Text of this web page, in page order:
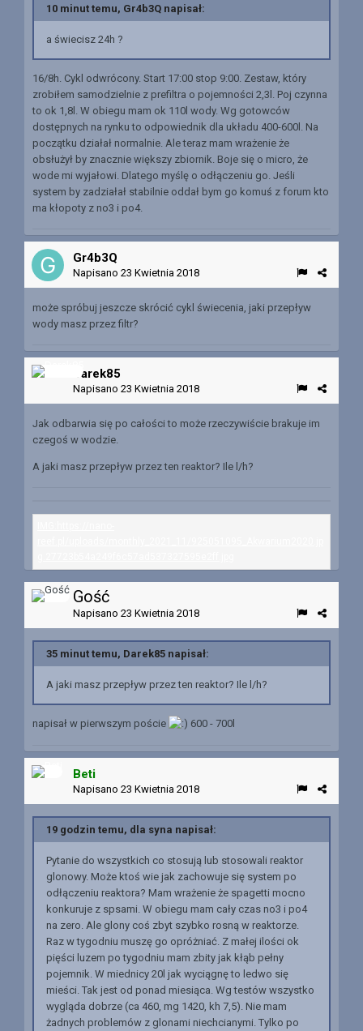
10 minut temu, Gr4b3Q napisał:
a świecisz 24h ?
16/8h. Cykl odwrócony. Start 17:00 stop 9:00. Zestaw, który
zrobiłem samodzielnie z prefiltra o pojemności 2,3l. Poj czynna
to ok 1,8l. W obiegu mam ok 110l wody. Wg gotowców
dostępnych na rynku to odpowiednik dla układu 400-600l. Na
początku działał normalnie. Ale teraz mam wrażenie że
obsłużył by znacznie większy zbiornik. Boje się o micro, że
wode mi wyjałowi. Dlatego myślę o odłączeniu go. Jeśli
system by zadziałał stabilnie oddał bym go komuś z forum kto
ma kłopoty z no3 i po4.
Gr4b3Q
Napisano 23 Kwietnia 2018
może spróbuj jeszcze skrócić cykl świecenia, jaki przepływ
wody masz przez filtr?
Darek85
Napisano 23 Kwietnia 2018
Jak odbarwia się po całości to może rzeczywiście brakuje im
czegoś w wodzie.
A jaki masz przepływ przez ten reaktor? Ile l/h?
Gość
Napisano 23 Kwietnia 2018
35 minut temu, Darek85 napisał:
A jaki masz przepływ przez ten reaktor? Ile l/h?
napisał w pierwszym poście 600 - 700l
Beti
Napisano 23 Kwietnia 2018
19 godzin temu, dla syna napisał:
Pytanie do wszystkich co stosują lub stosowali reaktor
glonowy. Może ktoś wie jak zachowuje się system po
odłączeniu reaktora? Mam wrażenie że spagetti mocno
konkuruje z spsami. W obiegu mam cały czas no3 i po4
na zero. Ale glony coś zbyt szybko rosną w reaktorze.
Raz w tygodniu muszę go opróżniać. Z małej ilości ok
pięści luzem po tygodniu mam zbity jak kłąb pełny
pojemnik. W miednicy 20l jak wyciągnę to ledwo się
mieści. Tak jest od ponad miesiąca. Wg testów wszystko
wygląda dobrze (ca 460, mg 1420, kh 7,5). Nie mam
żadnych problemów z glonami niechcianymi. Tylko po